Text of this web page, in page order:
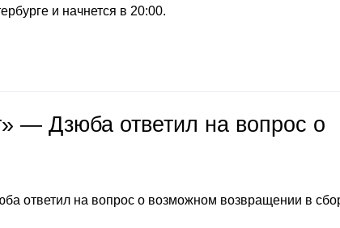
и начнется в 20:00.
— Дзюба ответил на вопрос о
ответил на вопрос о возможном возвращении в